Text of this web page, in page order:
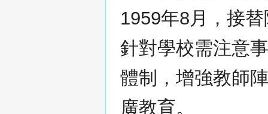
1959年8月，接
針對學校需注意
體制，增強教師
廣教育。